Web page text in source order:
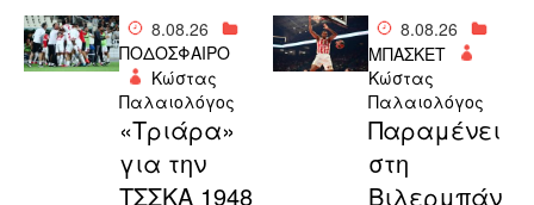
8.08.26
ΠΟΔΟΣΦΑΙΡΟ
Κώστας
Παλαιολόγος
«Τριάρα»
για την
ΤΣΣΚΑ 1948
8.08.26
ΜΠΑΣΚΕΤ
Κώστας
Παλαιολόγος
Παραμένει
στη
Βιλερμπάν